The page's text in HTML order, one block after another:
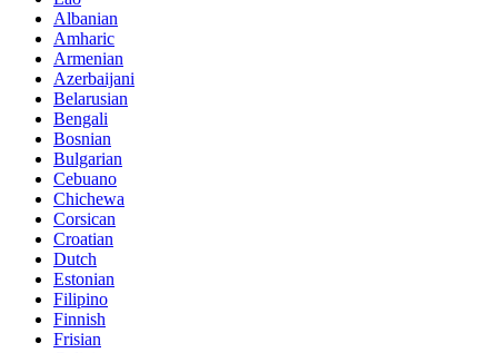
Albanian
Amharic
Armenian
Azerbaijani
Belarusian
Bengali
Bosnian
Bulgarian
Cebuano
Chichewa
Corsican
Croatian
Dutch
Estonian
Filipino
Finnish
Frisian